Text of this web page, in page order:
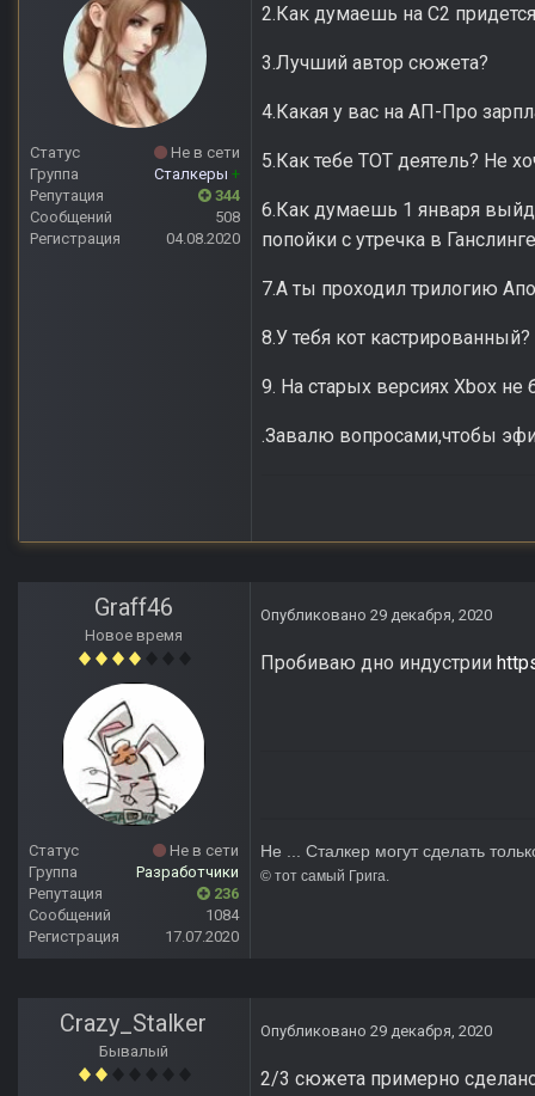
Статус
Не в сети
Группа
Сталкеры +
Репутация
344
Сообщений
508
Регистрация
04.08.2020
2.Как думаешь на С2
3.Лучший автор сюжета?
4.Какая у вас на АП-Про
5.Как тебе ТОТ деятель? Не
6.Как думаешь 1 января
попойки с утречка в
7.А ты проходил трилогию
8.У тебя кот кастрированный?
9. На старых версиях Xbox не
.Завалю вопросами,чтобы
Graff46
Новое время
Статус
Не в сети
Группа
Разработчики
Репутация
236
Сообщений
1084
Регистрация
17.07.2020
Опубликовано 29 декабря, 2020
Пробиваю дно индустрии
Не ... Сталкер могут сделать
© тот
Crazy_Stalker
Бывалый
Опубликовано 29 декабря, 2020
2/3 сюжета примерно